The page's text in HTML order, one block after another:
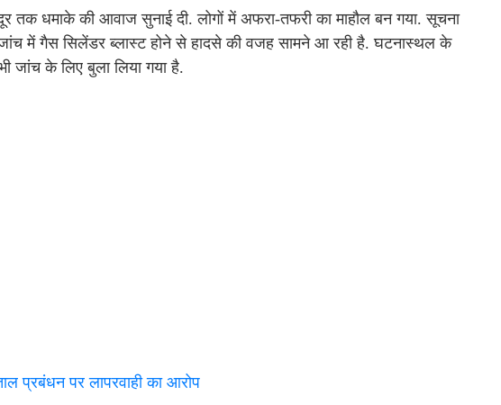
तक धमाके की आवाज सुनाई दी. लोगों में अफरा-तफरी का माहौल बन गया. सूचना
में गैस सिलेंडर ब्लास्ट होने से हादसे की वजह सामने आ रही है. घटनास्थल के
जांच के लिए बुला लिया गया है.
प्रबंधन पर लापरवाही का आरोप